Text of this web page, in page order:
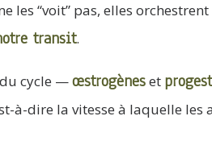
les “voit” pas, elles
transit.
cycle —œstrogèneset
à-dire la vitesse à laquelle